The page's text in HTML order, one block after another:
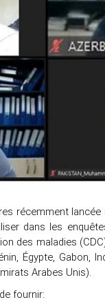
récemment
dans les
des maladies
Égypte, Gabon,
Arabes Unis).
fournir: